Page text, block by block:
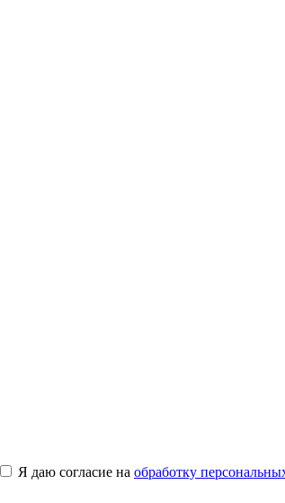
Я даю согласие на обработку